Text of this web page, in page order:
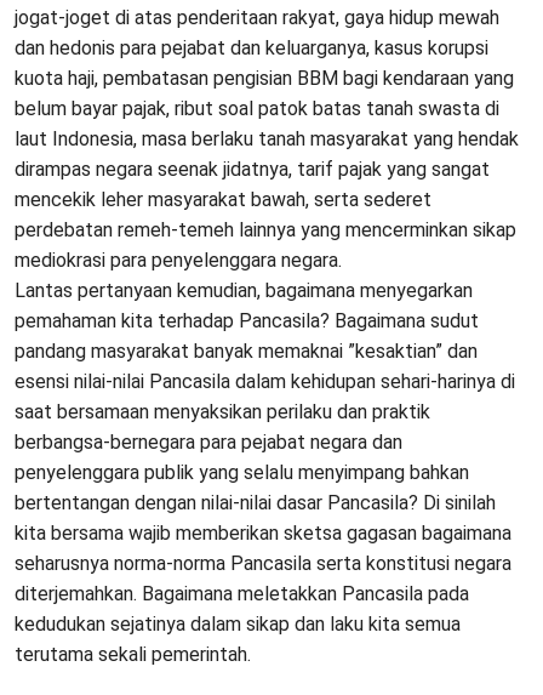
jogat-joget di atas penderitaan rakyat, gaya hidup mewah
dan hedonis para pejabat dan keluarganya, kasus korupsi
kuota haji, pembatasan pengisian BBM bagi kendaraan yang
belum bayar pajak, ribut soal patok batas tanah swasta di
laut Indonesia, masa berlaku tanah masyarakat yang hendak
dirampas negara seenak jidatnya, tarif pajak yang sangat
mencekik leher masyarakat bawah, serta sederet
perdebatan remeh-temeh lainnya yang mencerminkan sikap
mediokrasi para penyelenggara negara.
Lantas pertanyaan kemudian, bagaimana menyegarkan
pemahaman kita terhadap Pancasila? Bagaimana sudut
pandang masyarakat banyak memaknai ”kesaktian” dan
esensi nilai-nilai Pancasila dalam kehidupan sehari-harinya di
saat bersamaan menyaksikan perilaku dan praktik
berbangsa-bernegara para pejabat negara dan
penyelenggara publik yang selalu menyimpang bahkan
bertentangan dengan nilai-nilai dasar Pancasila? Di sinilah
kita bersama wajib memberikan sketsa gagasan bagaimana
seharusnya norma-norma Pancasila serta konstitusi negara
diterjemahkan. Bagaimana meletakkan Pancasila pada
kedudukan sejatinya dalam sikap dan laku kita semua
terutama sekali pemerintah.